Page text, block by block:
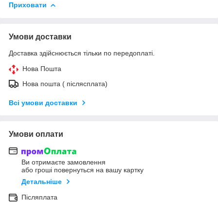
Приховати
Умови доставки
Доставка здійснюється тільки по передоплаті.
Нова Пошта
Нова пошта ( післясплата)
Всі умови доставки
Умови оплати
Ви отримаєте замовлення
або гроші повернуться на вашу картку
Детальніше
Післяплата